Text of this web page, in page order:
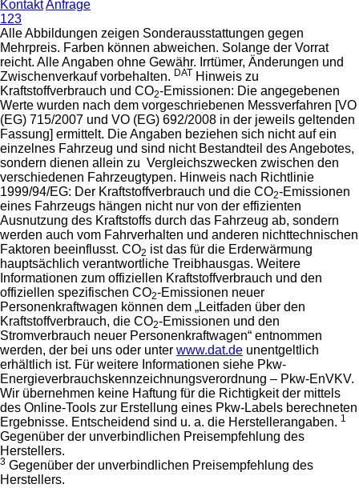
KontaktAnfrage
123
Alle Abbildungen zeigen Sonderausstattungen gegen
Mehrpreis. Farben können abweichen. Solange der Vorrat
reicht. Alle Angaben ohne Gewähr. Irrtümer, Änderungen und
Zwischenverkauf vorbehalten. DAT Hinweis zu
Kraftstoffverbrauch und CO2-Emissionen: Die angegebenen
Werte wurden nach dem vorgeschriebenen Messverfahren [VO
(EG) 715/2007 und VO (EG) 692/2008 in der jeweils geltenden
Fassung] ermittelt. Die Angaben beziehen sich nicht auf ein
einzelnes Fahrzeug und sind nicht Bestandteil des Angebotes,
sondern dienen allein zu Vergleichszwecken zwischen den
verschiedenen Fahrzeugtypen. Hinweis nach Richtlinie
1999/94/EG: Der Kraftstoffverbrauch und die CO2-Emissionen
eines Fahrzeugs hängen nicht nur von der effizienten
Ausnutzung des Kraftstoffs durch das Fahrzeug ab, sondern
werden auch vom Fahrverhalten und anderen nichttechnischen
Faktoren beeinflusst. CO2 ist das für die Erderwärmung
hauptsächlich verantwortliche Treibhausgas. Weitere
Informationen zum offiziellen Kraftstoffverbrauch und den
offiziellen spezifischen CO2-Emissionen neuer
Personenkraftwagen können dem „Leitfaden über den
Kraftstoffverbrauch, die CO2-Emissionen und den
Stromverbrauch neuer Personenkraftwagen“ entnommen
werden, der bei uns oder unter www.dat.de unentgeltlich
erhältlich ist. Für weitere Informationen siehe Pkw-
Energieverbrauchskennzeichnungsverordnung – Pkw-EnVKV.
Wir übernehmen keine Haftung für die Richtigkeit der mittels
des Online-Tools zur Erstellung eines Pkw-Labels berechneten
Ergebnisse. Entscheidend sind u. a. die Herstellerangaben. 1
Gegenüber der unverbindlichen Preisempfehlung des
Herstellers.
3 Gegenüber der unverbindlichen Preisempfehlung des
Herstellers.